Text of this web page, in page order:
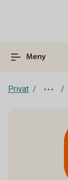
Meny
Privat